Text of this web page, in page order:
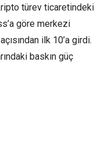
türev ticaretindeki
göre merkezi
ilk 10’a girdi.
baskın güç